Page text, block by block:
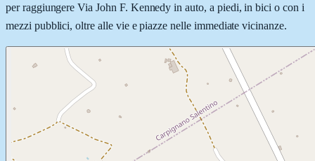
per raggiungere Via John F. Kennedy in auto, a piedi, in bici o con i
mezzi pubblici, oltre alle vie e piazze nelle immediate vicinanze.